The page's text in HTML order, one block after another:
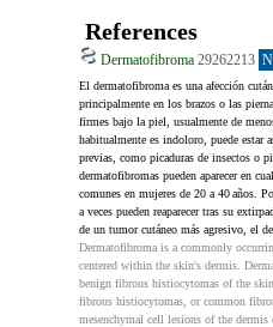
References
Dermatofibroma 29262213
El dermatofibroma es una afección
principalmente en los brazos o las
firmes bajo la piel, usualmente de
habitualmente es indoloro, puede estar
previas, como picaduras de insectos o
dermatofibromas pueden aparecer en
comunes en mujeres de 20 a 40 años.
a veces pueden reaparecer tras su
de un tumor cutáneo más agresivo, el
Dermatofibroma is a commonly
centered within the skin's dermis.
benign fibrous histiocytomas of the
fibrous histiocytomas, or common
mesenchymal cell lesions of the